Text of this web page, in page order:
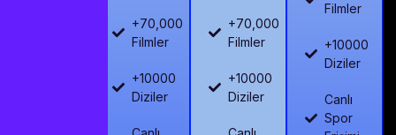
+70,000
Filmler
+10000
Diziler
+70,000
Filmler
+10000
Diziler
Filmler
+10000
Diziler
Canlı
Spor